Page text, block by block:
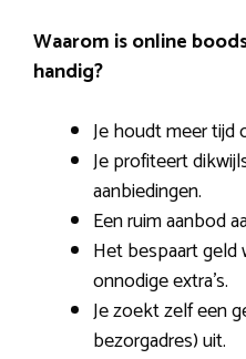
Waarom is online
handig?
Je houdt meer tijd
Je profiteert
aanbiedingen.
Een ruim aanbod
Het bespaart
onnodige extra’s.
Je zoekt zelf een
bezorgadres) uit.